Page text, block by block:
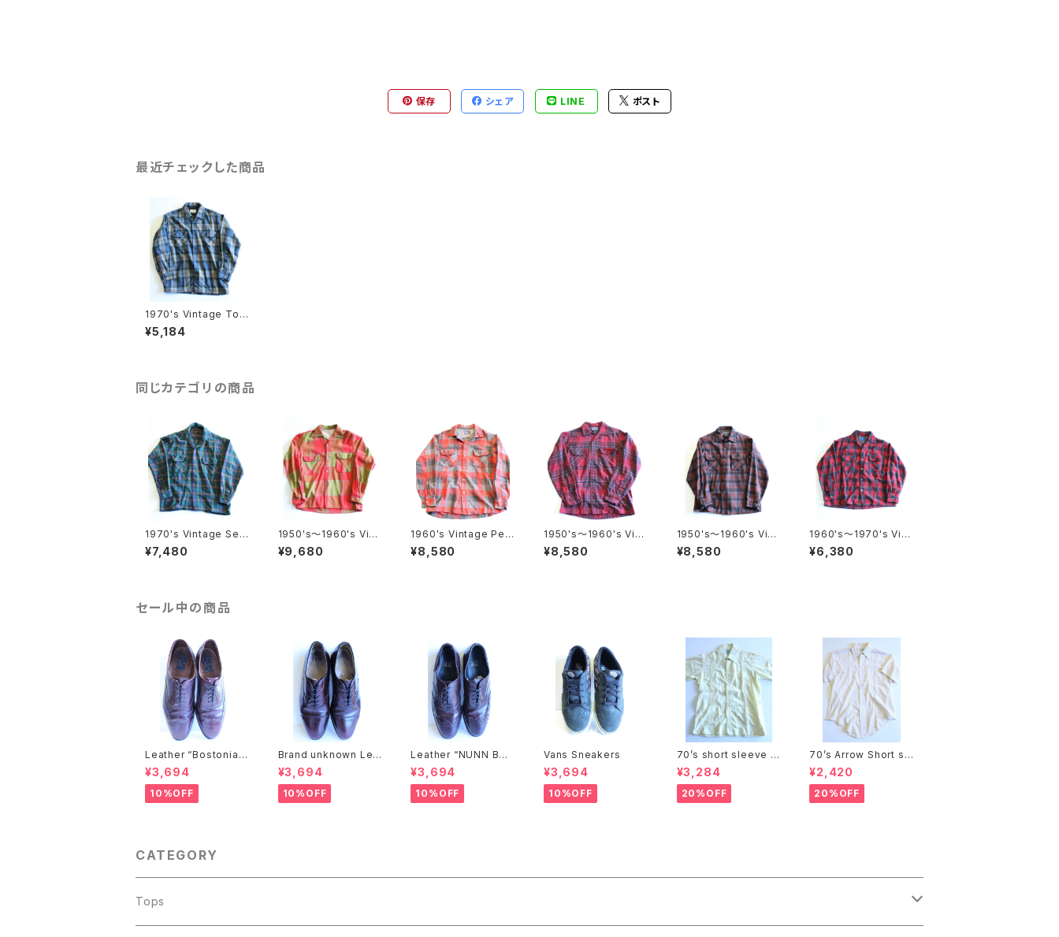
保存 シェア LINE ポスト
最近チェックした商品
1970's Vintage Tow
ncraft Pennys Wool
shirt
¥5,184
同じカテゴリの商品
1970's Vintage Sear
s Wool shirt
¥7,480
1950's〜1960's Vint
age Wool shirt
¥9,680
1960's Vintage Pen
dleton wool shirt
¥8,580
1950's〜1960's Vint
age Pendleton Woo
l shirt
¥8,580
1950's〜1960's Vint
age Pendleton Woo
l shirt
¥8,580
1960's〜1970's Vint
age Wool shirt
¥6,380
セール中の商品
Leather “Bostonian”
wing chip shoes
¥3,694
10%OFF
Brand unknown Lea
ther shoes
¥3,694
10%OFF
Leather “NUNN BUS
H” Shoes
¥3,694
10%OFF
Vans Sneakers
¥3,694
10%OFF
70’s short sleeve C
uba shirts
¥3,284
20%OFF
70’s Arrow Short sl
eeve shirts
¥2,420
20%OFF
CATEGORY
Tops